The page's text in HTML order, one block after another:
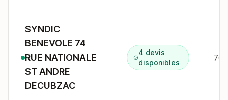
SYNDIC
BENEVOLE 74
RUE NATIONALE
ST ANDRE
DECUBZAC
4 devis
disponibles